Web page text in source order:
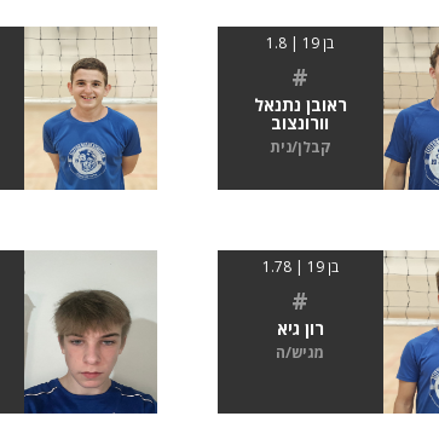
בן 19 | 1.8
#
ראובן נתנאל
וורונצוב
קבלן/נית
בן 19 | 1.78
#
רון גיא
מגיש/ה